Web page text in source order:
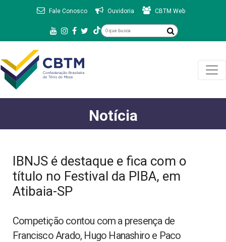
Fale Conosco Ouvidoria CBTM Web
Notícia
IBNJS é destaque e fica com o
título no Festival da PIBA, em
Atibaia-SP
Competição contou com a presença de
Francisco Arado, Hugo Hanashiro e Paco